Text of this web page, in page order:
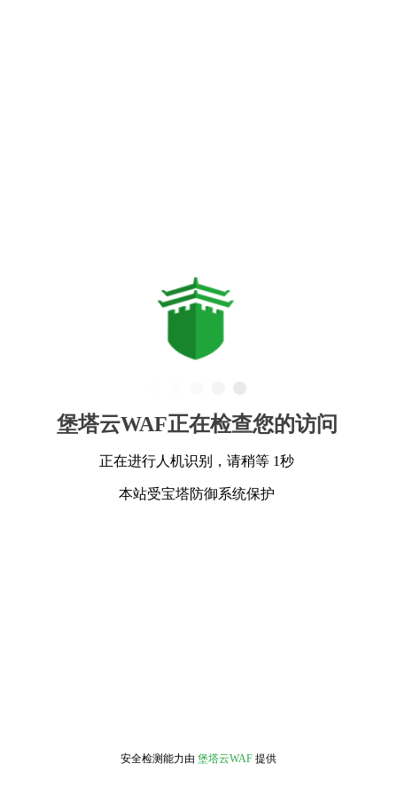
堡塔云WAF正在检查您的访问
正在进行人机识别，请稍等 1秒
本站受宝塔防御系统保护
安全检测能力由 堡塔云WAF 提供